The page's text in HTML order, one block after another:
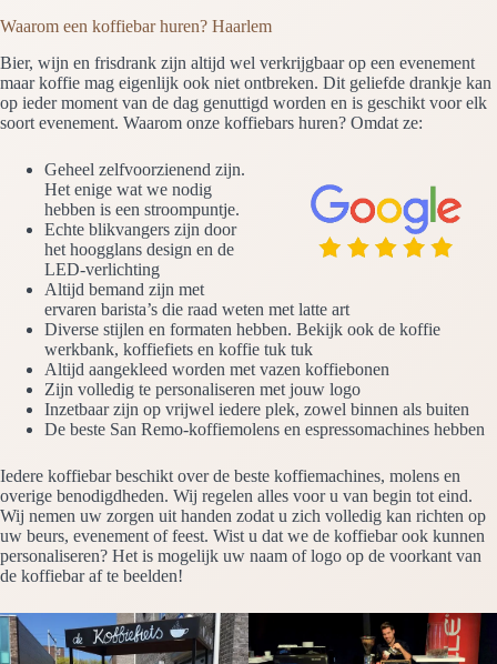
Waarom een koffiebar huren? Haarlem
Bier, wijn en frisdrank zijn altijd wel verkrijgbaar op een evenement
maar koffie mag eigenlijk ook niet ontbreken. Dit geliefde drankje kan
op ieder moment van de dag genuttigd worden en is geschikt voor elk
soort evenement. Waarom onze koffiebars huren? Omdat ze:
Geheel zelfvoorzienend zijn.
Het enige wat we nodig
hebben is een stroompuntje.
Echte blikvangers zijn door
het hoogglans design en de
LED-verlichting
Altijd bemand zijn met
ervaren barista’s die raad weten met latte art
Diverse stijlen en formaten hebben. Bekijk ook de koffie
werkbank, koffiefiets en koffie tuk tuk
Altijd aangekleed worden met vazen koffiebonen
Zijn volledig te personaliseren met jouw logo
Inzetbaar zijn op vrijwel iedere plek, zowel binnen als buiten
De beste San Remo-koffiemolens en espressomachines hebben
Iedere koffiebar beschikt over de beste koffiemachines, molens en
overige benodigdheden. Wij regelen alles voor u van begin tot eind.
Wij nemen uw zorgen uit handen zodat u zich volledig kan richten op
uw beurs, evenement of feest. Wist u dat we de koffiebar ook kunnen
personaliseren? Het is mogelijk uw naam of logo op de voorkant van
de koffiebar af te beelden!